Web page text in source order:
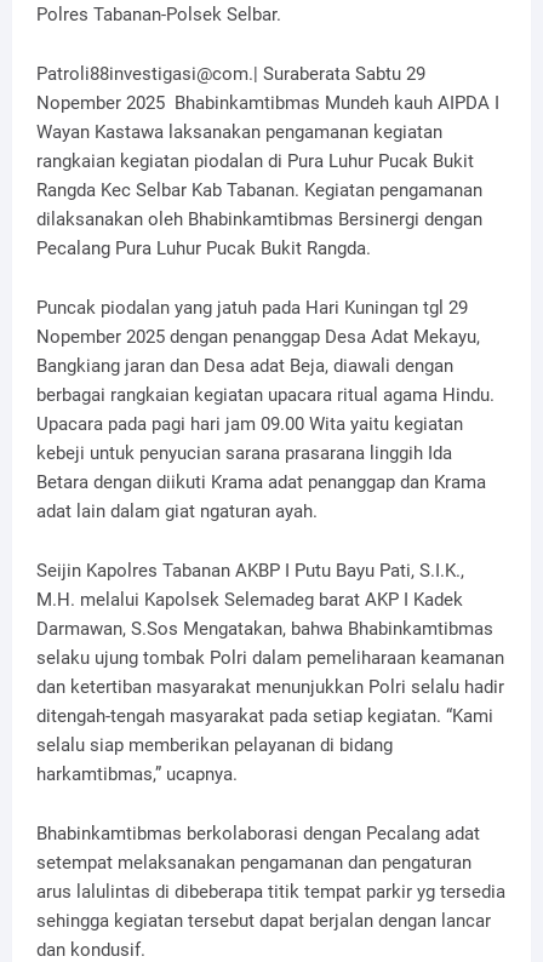
Polres Tabanan-Polsek Selbar.
Patroli88investigasi@com.| Suraberata Sabtu 29
Nopember 2025 Bhabinkamtibmas Mundeh kauh AIPDA I
Wayan Kastawa laksanakan pengamanan kegiatan
rangkaian kegiatan piodalan di Pura Luhur Pucak Bukit
Rangda Kec Selbar Kab Tabanan. Kegiatan pengamanan
dilaksanakan oleh Bhabinkamtibmas Bersinergi dengan
Pecalang Pura Luhur Pucak Bukit Rangda.
Puncak piodalan yang jatuh pada Hari Kuningan tgl 29
Nopember 2025 dengan penanggap Desa Adat Mekayu,
Bangkiang jaran dan Desa adat Beja, diawali dengan
berbagai rangkaian kegiatan upacara ritual agama Hindu.
Upacara pada pagi hari jam 09.00 Wita yaitu kegiatan
kebeji untuk penyucian sarana prasarana linggih Ida
Betara dengan diikuti Krama adat penanggap dan Krama
adat lain dalam giat ngaturan ayah.
Seijin Kapolres Tabanan AKBP I Putu Bayu Pati, S.I.K.,
M.H. melalui Kapolsek Selemadeg barat AKP I Kadek
Darmawan, S.Sos Mengatakan, bahwa Bhabinkamtibmas
selaku ujung tombak Polri dalam pemeliharaan keamanan
dan ketertiban masyarakat menunjukkan Polri selalu hadir
ditengah-tengah masyarakat pada setiap kegiatan. “Kami
selalu siap memberikan pelayanan di bidang
harkamtibmas,” ucapnya.
Bhabinkamtibmas berkolaborasi dengan Pecalang adat
setempat melaksanakan pengamanan dan pengaturan
arus lalulintas di dibeberapa titik tempat parkir yg tersedia
sehingga kegiatan tersebut dapat berjalan dengan lancar
dan kondusif.